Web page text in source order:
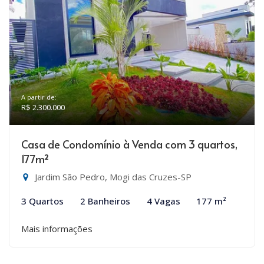
A partir de:
R$ 2.300.000
Casa de Condomínio à Venda com 3 quartos,
177m²
Jardim São Pedro, Mogi das Cruzes-SP
3 Quartos 2 Banheiros 4 Vagas 177 m²
Mais informações